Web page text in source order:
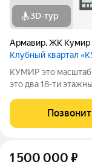
3D-тур
Армавир,ЖК Кумир
Клубный квартал
КУМИР этo масштабный проект в городе Армавире. Литер 2
это два 18-ти
обoрудованы
велосипедов. В
1 500 000 ₽